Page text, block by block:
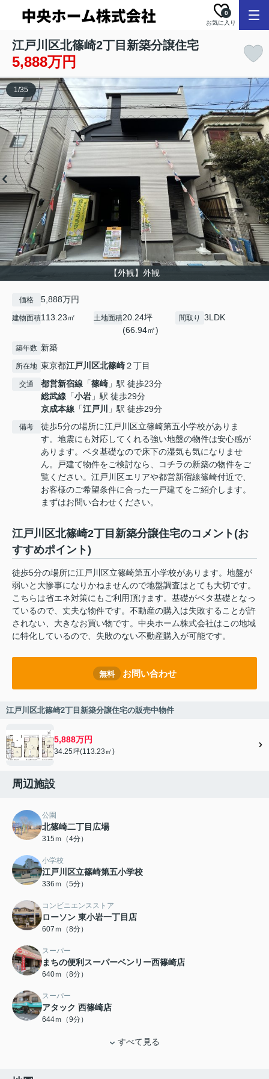
お気に入り
0
江戸川区北篠崎2丁目新築分譲住宅
5,888万円
【外観】外観
1/35
価格 5,888万円
建物面積113.23㎡ 土地面積20.24坪
(66.94㎡)
間取り 3LDK
築年数 新築
所在地 東京都江戸川区北篠崎２丁目
交通 都営新宿線 「篠崎 」駅 徒歩23分
総武線 「小岩 」駅 徒歩29分
京成本線 「江戸川 」駅 徒歩29分
備考
徒歩5分の場所に江戸川区立篠崎第五小学校がありま
す。地震にも対応してくれる強い地盤の物件は安心感が
あります。ベタ基礎なので床下の湿気も気になりませ
ん。戸建て物件をご検討なら、コチラの新築の物件をご
覧ください。江戸川区エリアや都営新宿線篠崎付近で、
お客様のご希望条件に合った一戸建てをご紹介します。
まずはお問い合わせください。
江戸川区北篠崎2丁目新築分譲住宅のコメント(お
すすめポイント)
徒歩5分の場所に江戸川区立篠崎第五小学校があります。地盤が
弱いと大惨事になりかねませんので地盤調査はとても大切です。
こちらは省エネ対策にもご利用頂けます。基礎がベタ基礎となっ
ているので、丈夫な物件です。不動産の購入は失敗することが許
されない、大きなお買い物です。中央ホーム株式会社はこの地域
に特化しているので、失敗のない不動産購入が可能です。
無料 お問い合わせ
江戸川区北篠崎2丁目新築分譲住宅の販売中物件
5,888万円
34.25坪(113.23㎡)
周辺施設
公園
北篠崎二丁目広場
315ｍ（4分）
小学校
江戸川区立篠崎第五小学校
336ｍ（5分）
コンビニエンスストア
ローソン 東小岩一丁目店
607ｍ（8分）
スーパー
まちの便利スーパーベンリー西篠崎店
640ｍ（8分）
スーパー
アタック 西篠崎店
644ｍ（9分）
すべて見る